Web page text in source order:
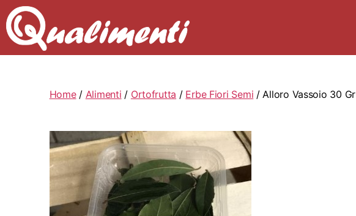
Home/ Alimenti / Ortofrutta / Erbe Fiori Semi / Alloro Vassoio 30 Gr